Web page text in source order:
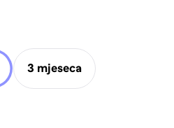
3 mjeseca